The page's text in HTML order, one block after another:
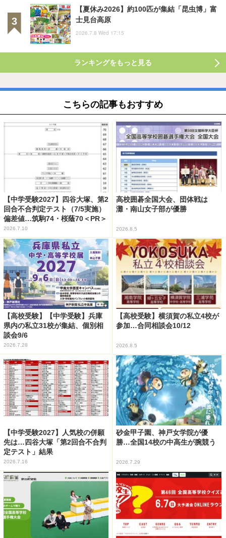
【夏休み2026】約100匹が集結「昆虫博」富
士見台高原
2026.7.8 Wed 17:15
ランキングをもっと見る
こちらの記事もおすすめ
【中学受験2027】四谷大塚、第2
回合不合判定テスト（7/5実施）
偏差値…筑駒74・桜蔭70＜PR＞
2026.7.10
高校囲碁全国大会、団体戦は
灘・南山女子部が優勝
2026.8.5
【高校受験】【中学受験】兵庫
県内の私立31校が集結、個別相
談会9/6
2026.7.28
【高校受験】横須賀の私立4校が
参加…合同相談会10/12
2026.8.5
【中学受験2027】人気校の併願
先は…四谷大塚「第2回合不合判
定テスト」結果
2026.7.16
砂金甲子園、神戸女学院が優
勝…全国14校の中高生が腕競う
2026.7.29